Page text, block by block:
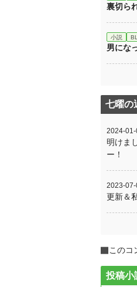
裏切ら
小説 BL
男にな
七曜の
2024-
明けま
ー！
2023-
更新＆
このコ
投稿小